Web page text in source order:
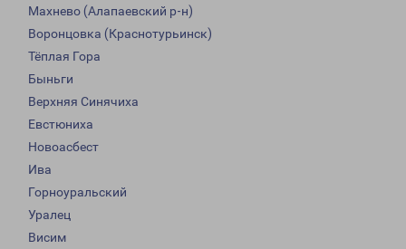
Махнево (Алапаевский р-н)
Воронцовка (Краснотурьинск)
Тёплая Гора
Быньги
Верхняя Синячиха
Евстюниха
Новоасбест
Ива
Горноуральский
Уралец
Висим